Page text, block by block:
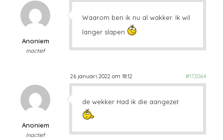
Anoniem
Inactief
Waarom ben ik nu al wakker. Ik wil
langer slapen
26 januari 2022 om 18:12 #172064
Anoniem
Inactief
de wekker Had ik die aangezet